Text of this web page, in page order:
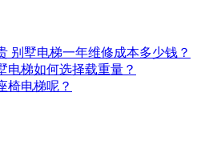
别墅电梯一年维修成本多少钱？
电梯如何选择载重量？
椅电梯呢？